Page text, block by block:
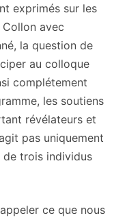
exprimés sur les
Collon avec
la question de
au colloque
complétement
les soutiens
révélateurs et
pas uniquement
de trois individus
ce que nous